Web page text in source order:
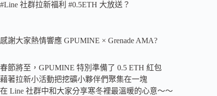
#Line 社群拉新福利 #0.5ETH 大放送？
感謝大家熱情響應 GPUMINE × Grenade AMA?
春節將至，GPUMINE 特別準備了 0.5 ETH 紅包
藉著拉新小活動把挖礦小夥伴們聚集在一塊
在 Line 社群中和大家分享寒冬裡最溫暖的心意～～